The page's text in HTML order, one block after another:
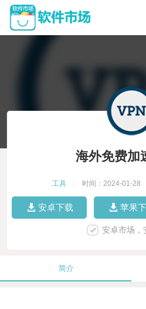
海外免费加
工具 时间：2024-01-28
安卓下载 苹果
安卓市场，
简介